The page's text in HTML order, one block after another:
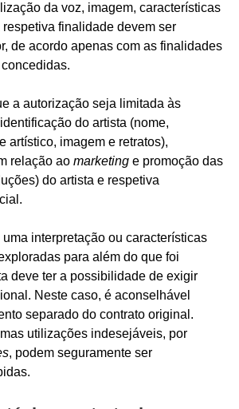
da voz, imagem, características
respetiva finalidade devem ser
de acordo apenas com as finalidades
a autorização seja limitada às
do artista (nome,
artístico, imagem e retratos),
relação ao marketing e promoção das
do artista e respetiva
uma interpretação ou características
para além do que foi
deve ter a possibilidade de exigir
Neste caso, é aconselhável
separado do contrato original.
utilizações indesejáveis, por
, podem seguramente ser